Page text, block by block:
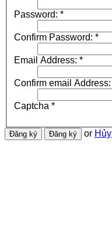
Password: *
Confirm Password: *
Email Address: *
Confirm email Address:
Captcha *
or Hủy